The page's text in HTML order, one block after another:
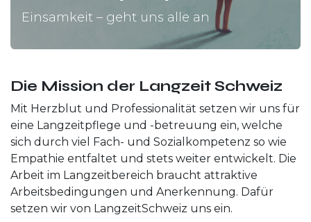
Einsamkeit – geht uns alle an
Die Mission der Langzeit Schweiz
Mit Herzblut und Professionalität setzen wir uns für
eine Langzeitpflege und -betreuung ein, welche
sich durch viel Fach- und Sozialkompetenz so wie
Empathie entfaltet und stets weiter entwickelt. Die
Arbeit im Langzeitbereich braucht attraktive
Arbeitsbedingungen und Anerkennung. Dafür
setzen wir von LangzeitSchweiz uns ein.